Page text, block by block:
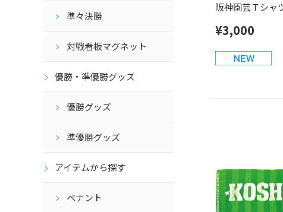
準々決勝
対戦看板マグネット
優勝・準優勝グッズ
優勝グッズ
準優勝グッズ
アイテムから探す
ペナント
阪神園芸Ｔシャ
¥3,000